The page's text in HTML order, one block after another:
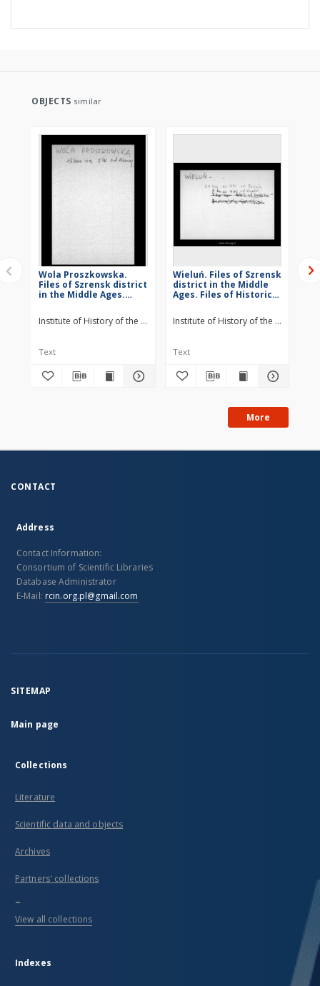
OBJECTS similar
Wola Proszkowska.
Files of Szrensk district
in the Middle Ages.
Geographical
Dictionary of Masovia
Institute of History of the Polish Academy of Sciences
Text
Wieluń. Files of Szrensk
district in the Middle
Ages. Files of Historico-
Dictionary of Masovia
in the Middle Ages
Institute of History of the Polish
Text
More
CONTACT
Address
Contact Information:
Consortium of Scientific Libraries
Database Administrator
E-Mail: rcin.org.pl@gmail.com
SITEMAP
Main page
Collections
Literature
Scientific data and objects
Archives
Partners' collections
...
View all collections
Indexes